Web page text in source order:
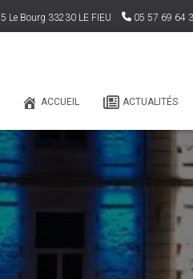
5 Le Bourg 33230 LE FIEU 05 57 69 64
ACCUEIL ACTUALITÉS